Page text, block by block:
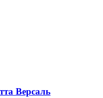
Версаль